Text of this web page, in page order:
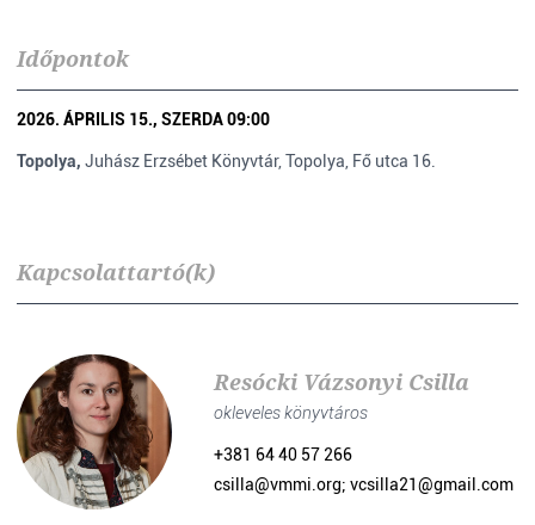
Időpontok
2026. ÁPRILIS 15., SZERDA 09:00
Topolya, Juhász Erzsébet Könyvtár, Topolya, Fő utca 16.
Kapcsolattartó(k)
Resócki Vázsonyi Csilla
okleveles könyvtáros
+381 64 40 57 266
csilla@vmmi.org; vcsilla21@gmail.com